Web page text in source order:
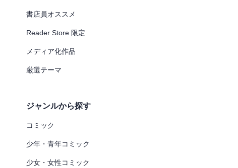
書店員オススメ
Reader Store 限定
メディア化作品
厳選テーマ
ジャンルから探す
コミック
少年・青年コミック
少女・女性コミック